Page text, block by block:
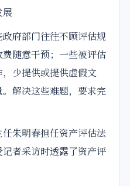
展
府部门往往不顾评估规
随意干预；一些被评估
少提供或提供虚假文
解决这些难题，要求完
朱明春担任资产评估法
者采访时透露了资产评